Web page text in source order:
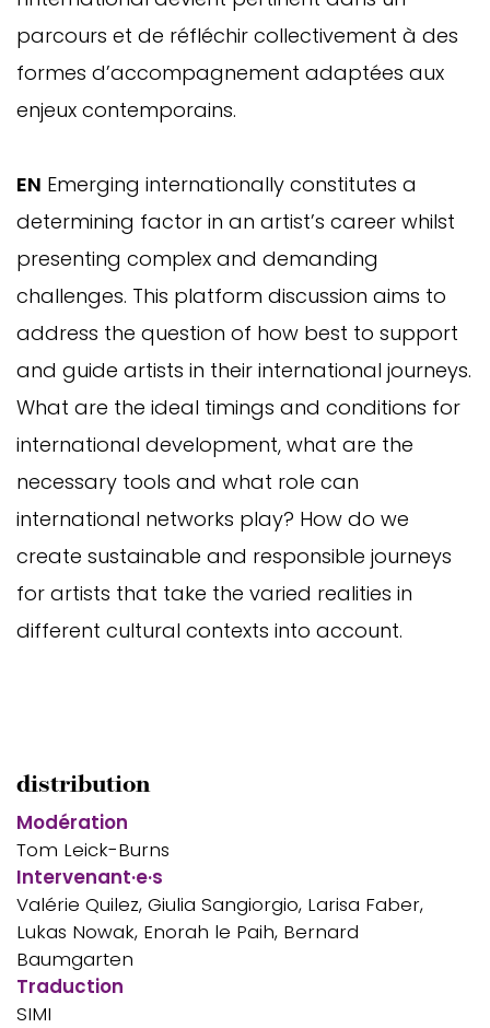
parcours et de réfléchir collectivement à des
formes d’accompagnement adaptées aux
enjeux contemporains.
EN Emerging internationally constitutes a
determining factor in an artist’s career whilst
presenting complex and demanding
challenges. This platform discussion aims to
address the question of how best to support
and guide artists in their international journeys.
What are the ideal timings and conditions for
international development, what are the
necessary tools and what role can
international networks play? How do we
create sustainable and responsible journeys
for artists that take the varied realities in
different cultural contexts into account.
distribution
Modération
Tom Leick-Burns
Intervenant·e·s
Valérie Quilez, Giulia Sangiorgio, Larisa Faber,
Lukas Nowak, Enorah le Paih, Bernard
Baumgarten
Traduction
SIMI